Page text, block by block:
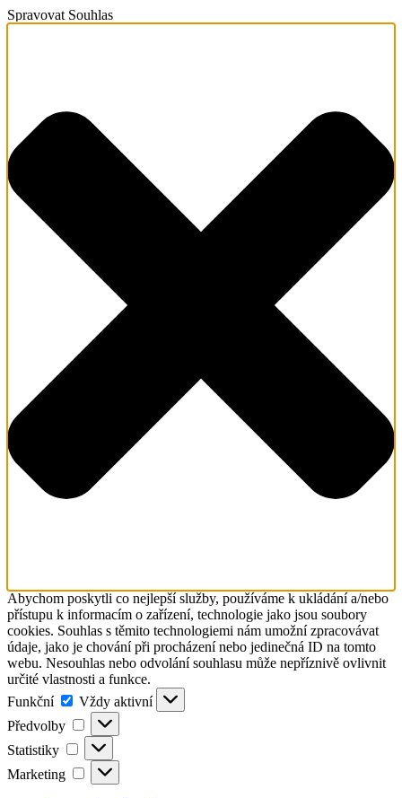
Spravovat Souhlas
Abychom poskytli co nejlepší služby, používáme k ukládání a/nebo
přístupu k informacím o zařízení, technologie jako jsou soubory
cookies. Souhlas s těmito technologiemi nám umožní zpracovávat
údaje, jako je chování při procházení nebo jedinečná ID na tomto
webu. Nesouhlas nebo odvolání souhlasu může nepříznivě ovlivnit
určité vlastnosti a funkce.
Funkční
Funkční
Vždy aktivní
Předvolby
Předvolby
Statistiky Statistiky
Marketing Marketing